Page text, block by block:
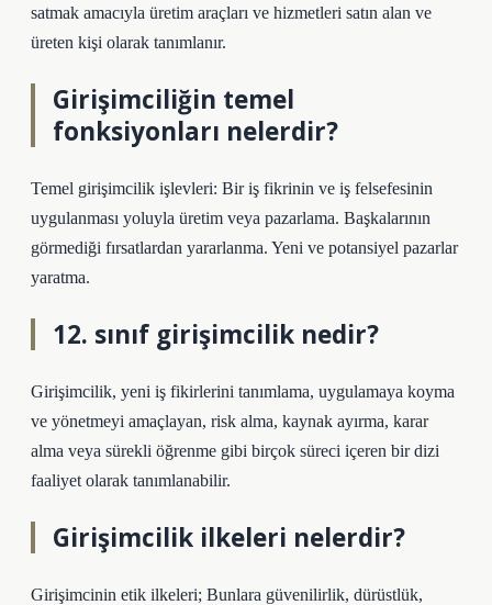
satmak amacıyla üretim araçları ve hizmetleri satın alan ve
üreten kişi olarak tanımlanır.
Girişimciliğin temel
fonksiyonları nelerdir?
Temel girişimcilik işlevleri: Bir iş fikrinin ve iş felsefesinin
uygulanması yoluyla üretim veya pazarlama. Başkalarının
görmediği fırsatlardan yararlanma. Yeni ve potansiyel pazarlar
yaratma.
12. sınıf girişimcilik nedir?
Girişimcilik, yeni iş fikirlerini tanımlama, uygulamaya koyma
ve yönetmeyi amaçlayan, risk alma, kaynak ayırma, karar
alma veya sürekli öğrenme gibi birçok süreci içeren bir dizi
faaliyet olarak tanımlanabilir.
Girişimcilik ilkeleri nelerdir?
Girişimcinin etik ilkeleri; Bunlara güvenilirlik, dürüstlük,